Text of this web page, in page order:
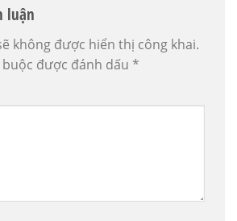
luận
không được hiển thị công khai.
được đánh dấu *